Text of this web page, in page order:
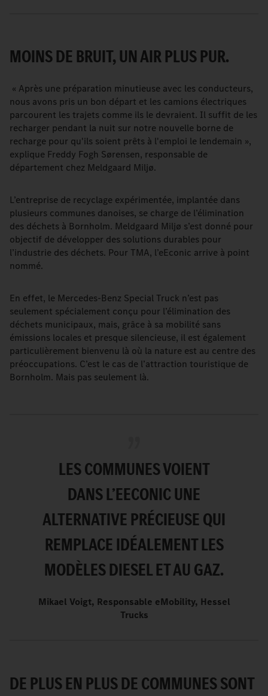
MOINS DE BRUIT, UN AIR PLUS PUR.
« Après une préparation minutieuse avec les conducteurs,
nous avons pris un bon départ et les camions électriques
parcourent les trajets comme ils le devraient. Il suffit de les
recharger pendant la nuit sur notre nouvelle borne de
recharge pour qu'ils soient prêts à l'emploi le lendemain »,
explique Freddy Fogh Sørensen, responsable de
département chez Meldgaard Miljø.
L’entreprise de recyclage expérimentée, implantée dans
plusieurs communes danoises, se charge de l’élimination
des déchets à Bornholm. Meldgaard Miljø s’est donné pour
objectif de développer des solutions durables pour
l’industrie des déchets. Pour TMA, l’eEconic arrive à point
nommé.
En effet, le Mercedes-Benz Special Truck n’est pas
seulement spécialement conçu pour l’élimination des
déchets municipaux, mais, grâce à sa mobilité sans
émissions locales et presque silencieuse, il est également
particulièrement bienvenu là où la nature est au centre des
préoccupations. C’est le cas de l’attraction touristique de
Bornholm. Mais pas seulement là.
LES COMMUNES VOIENT
DANS L’EECONIC UNE
ALTERNATIVE PRÉCIEUSE QUI
REMPLACE IDÉALEMENT LES
MODÈLES DIESEL ET AU GAZ.
Mikael Voigt, Responsable eMobility, Hessel
Trucks
DE PLUS EN PLUS DE COMMUNES SONT